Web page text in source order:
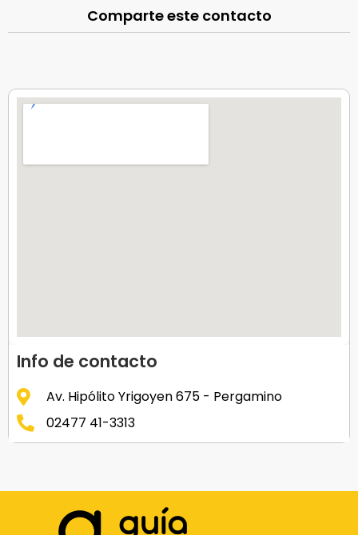
Comparte este contacto
Info de contacto
Av. Hipólito Yrigoyen 675 - Pergamino
02477 41-3313